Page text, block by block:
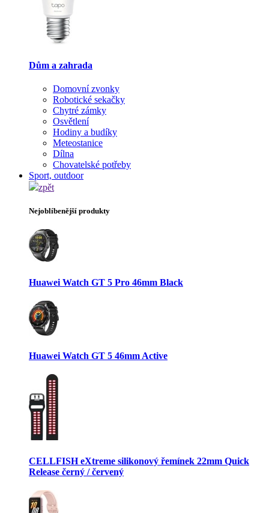
Dům a zahrada
Domovní zvonky
Robotické sekačky
Chytré zámky
Osvětlení
Hodiny a budíky
Meteostanice
Dílna
Chovatelské potřeby
Sport, outdoor
zpět
Nejoblíbenější produkty
Huawei Watch GT 5 Pro 46mm Black
Huawei Watch GT 5 46mm Active
CELLFISH eXtreme silikonový řemínek 22mm Quick
Release černý / červený